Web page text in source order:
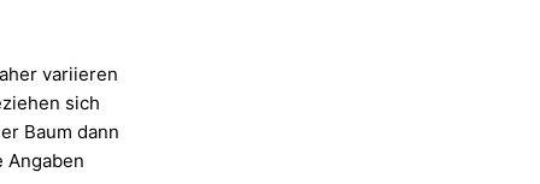
variieren
sich
Baum dann
Angaben